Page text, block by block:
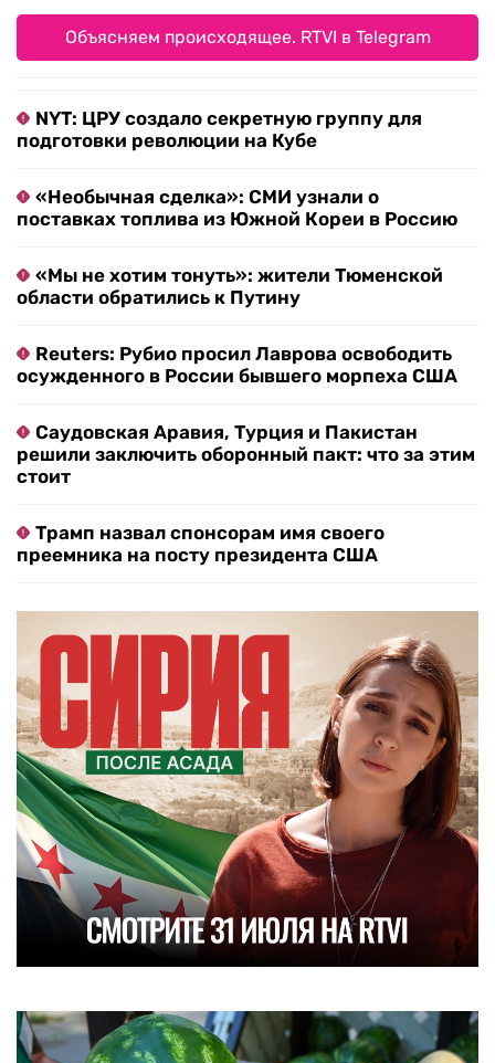
Объясняем происходящее. RTVI в Telegram
NYT: ЦРУ создало секретную группу для
подготовки революции на Кубе
«Необычная сделка»: СМИ узнали о
поставках топлива из Южной Кореи в Россию
«Мы не хотим тонуть»: жители Тюменской
области обратились к Путину
Reuters: Рубио просил Лаврова освободить
осужденного в России бывшего морпеха США
Саудовская Аравия, Турция и Пакистан
решили заключить оборонный пакт: что за этим
стоит
Трамп назвал спонсорам имя своего
преемника на посту президента США